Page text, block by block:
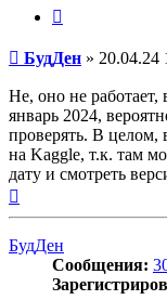
Сообщение
БудДен » 20.04.24
Не, оно не работает,
январь 2024,
проверять. В целом,
на Kaggle, т.к. там
дату и смотреть
БудДен
Сообщения: